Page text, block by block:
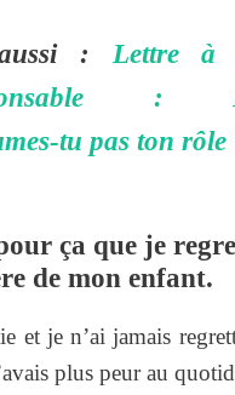
: Lettre à
:
tu pas ton rôle
ça que je
de mon enfant.
et je n’ai jamais
plus peur au